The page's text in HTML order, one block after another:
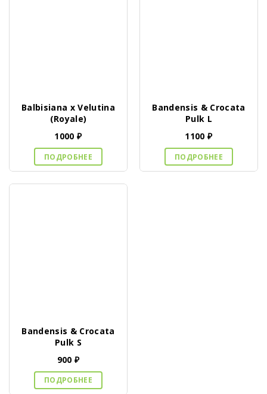
Balbisiana x Velutina
(Royale)
1000₽
ПОДРОБНЕЕ
Bandensis & Crocata
Pulk L
1100₽
ПОДРОБНЕЕ
Bandensis & Crocata
Pulk S
900₽
ПОДРОБНЕЕ